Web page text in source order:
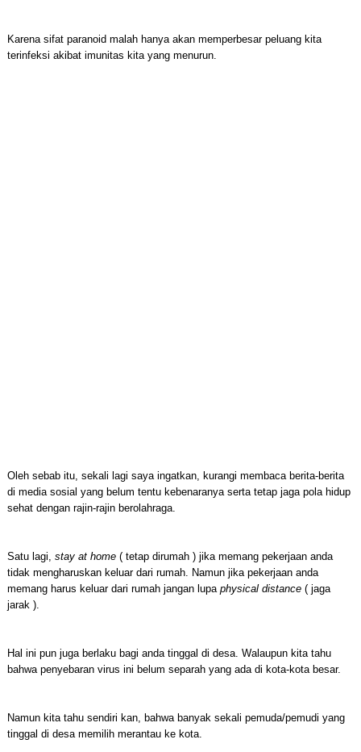
Karena sifat paranoid malah hanya akan memperbesar peluang kita
terinfeksi akibat imunitas kita yang menurun.
Oleh sebab itu, sekali lagi saya ingatkan, kurangi membaca berita-berita
di media sosial yang belum tentu kebenaranya serta tetap jaga pola hidup
sehat dengan rajin-rajin berolahraga.
Satu lagi, stay at home ( tetap dirumah ) jika memang pekerjaan anda
tidak mengharuskan keluar dari rumah. Namun jika pekerjaan anda
memang harus keluar dari rumah jangan lupa physical distance( jaga
jarak ).
Hal ini pun juga berlaku bagi anda tinggal di desa. Walaupun kita tahu
bahwa penyebaran virus ini belum separah yang ada di kota-kota besar.
Namun kita tahu sendiri kan, bahwa banyak sekali pemuda/pemudi yang
tinggal di desa memilih merantau ke kota.